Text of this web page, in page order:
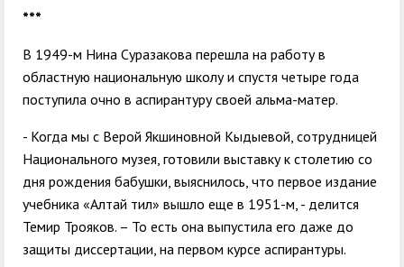
***
В 1949-м Нина Суразакова перешла на работу в
областную национальную школу и спустя четыре года
поступила очно в аспирантуру своей альма-матер.
- Когда мы с Верой Якшиновной Кыдыевой, сотрудницей
Национального музея, готовили выставку к столетию со
дня рождения бабушки, выяснилось, что первое издание
учебника «Алтай тил» вышло еще в 1951-м, - делится
Темир Трояков. – То есть она выпустила его даже до
защиты диссертации, на первом курсе аспирантуры.